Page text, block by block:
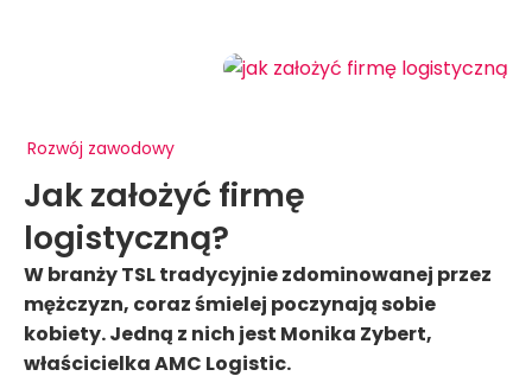
Rozwój zawodowy
Jak założyć firmę
logistyczną?
W branży TSL tradycyjnie zdominowanej przez
mężczyzn, coraz śmielej poczynają sobie
kobiety. Jedną z nich jest Monika Zybert,
właścicielka AMC Logistic.